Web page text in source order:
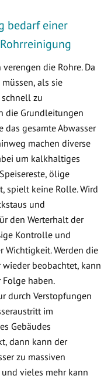
bedarf einer
die Rohre. Da
als sie
zu
die Grundleitungen
gesamte Abwasser
machen diverse
um kalkhaltiges
ölige
spielt keine Rolle. Wird
und
den Werterhalt der
Kontrolle und
Wichtigkeit. Werden die
beobachtet, kann
haben.
durch Verstopfungen
im
Gebäudes
dann kann der
zu massiven
vieles mehr kann